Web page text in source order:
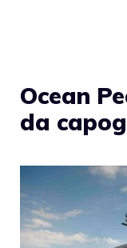
Ocean
da